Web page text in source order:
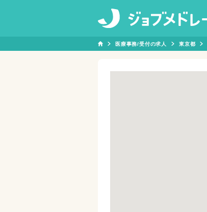
医療事務/受付の求人 東京都